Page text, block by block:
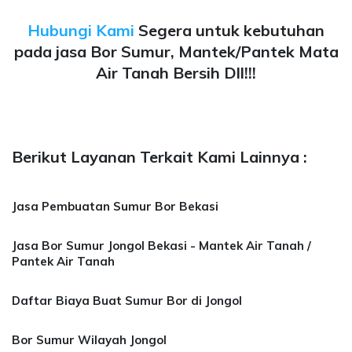
Hubungi Kami Segera untuk kebutuhan
pada jasa Bor Sumur, Mantek/Pantek Mata
Air Tanah Bersih Dll!!!
Berikut Layanan Terkait Kami Lainnya :
Jasa Pembuatan Sumur Bor Bekasi
Jasa Bor Sumur Jongol Bekasi - Mantek Air Tanah /
Pantek Air Tanah
Daftar Biaya Buat Sumur Bor di Jongol
Bor Sumur Wilayah Jongol